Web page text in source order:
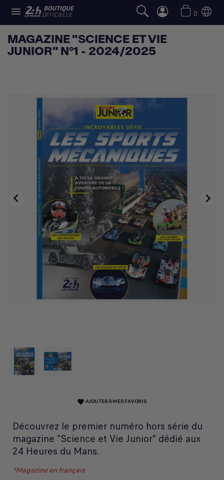
 0
MAGAZINE "SCIENCE ET VIE
JUNIOR" N°1 - 2024/2025
 
favorite AJOUTER À MES FAVORIS
Découvrez le premier numéro hors série du
magazine "Science et Vie Junior" dédié aux
24 Heures du Mans.
*Magazine en français